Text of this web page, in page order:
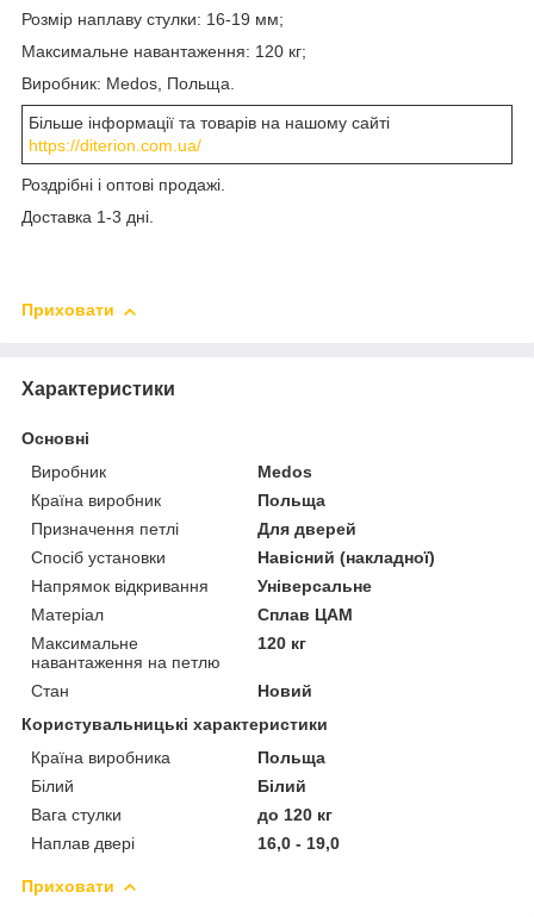
Розмір наплаву стулки: 16-19 мм;
Максимальне навантаження: 120 кг;
Виробник: Medos, Польща.
Більше інформації та товарів на нашому сайті
https://diterion.com.ua/
Роздрібні і оптові продажі.
Доставка 1-3 дні.
Приховати
Характеристики
Основні
Виробник
Medos
Країна виробник
Польща
Призначення петлі
Для дверей
Спосіб установки
Навісний (накладної)
Напрямок відкривання
Універсальне
Матеріал
Сплав ЦАМ
Максимальне
навантаження на петлю
120 кг
Стан
Новий
Користувальницькі характеристики
Країна виробника
Польща
Білий
Білий
Вага стулки
до 120 кг
Наплав двері
16,0 - 19,0
Приховати